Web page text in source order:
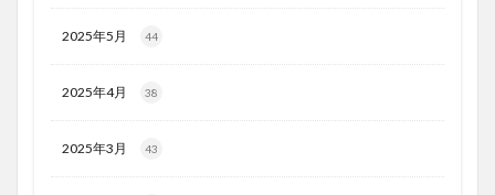
2025年5月 44
2025年4月 38
2025年3月 43